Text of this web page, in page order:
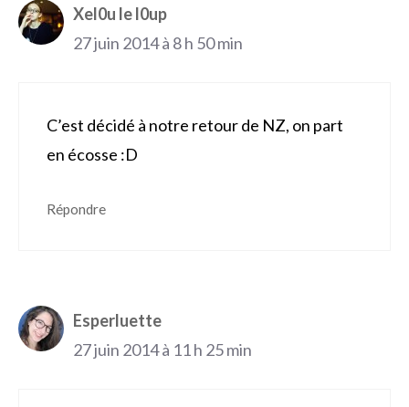
Xel0u le l0up
27 juin 2014 à 8 h 50 min
C’est décidé à notre retour de NZ, on part
en écosse :D
Répondre
Esperluette
27 juin 2014 à 11 h 25 min